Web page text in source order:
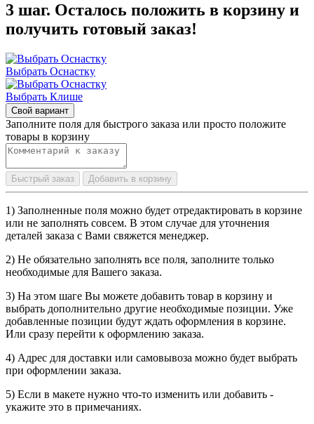
3 шаг. Осталось положить в корзину и
получить готовый заказ!
Выбрать Оснастку
Выбрать Клише
Свой вариант
Заполните поля для быстрого заказа или просто положите
товары в корзину
Быстрый заказ Добавить в корзину
1) Заполненные поля можно будет отредактировать в корзине
или не заполнять совсем. В этом случае для уточнения
деталей заказа с Вами свяжется менеджер.
2) Не обязательно заполнять все поля, заполните только
необходимые для Вашего заказа.
3) На этом шаге Вы можете добавить товар в корзину и
выбрать дополнительно другие необходимые позиции. Уже
добавленные позиции будут ждать оформления в корзине.
Или сразу перейти к оформлению заказа.
4) Адрес для доставки или самовывоза можно будет выбрать
при оформлении заказа.
5) Если в макете нужно что-то изменить или добавить -
укажите это в примечаниях.